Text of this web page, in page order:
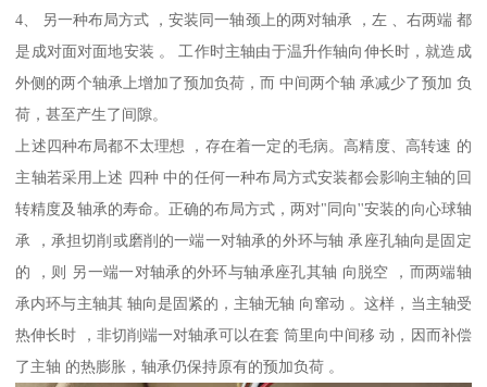
4、 另一种布局方式 ，安装同一轴颈上的两对轴承 ，左 、右两端 都
是成对面对面地安装 。 工作时主轴由于温升作轴向伸长时，就造成
外侧的两个轴承上增加了预加负荷，而 中间两个轴 承减少了预加 负
荷，甚至产生了间隙。
上述四种布局都不太理想 ，存在着一定的毛病。高精度、高转速 的
主轴若采用上述 四种 中的任何一种布局方式安装都会影响主轴的回
转精度及轴承的寿命。正确的布局方式，两对"同向''安装的向心球轴
承 ，承担切削或磨削的一端一对轴承的外环与轴 承座孔轴向是固定
的 ，则 另一端一对轴承的外环与轴承座孔其轴 向脱空 ，而两端轴
承内环与主轴其 轴向是固紧的，主轴无轴 向窜动 。这样，当主轴受
热伸长时 ，非切削端一对轴承可以在套 筒里向中间移 动，因而补偿
了主轴 的热膨胀，轴承仍保持原有的预加负荷 。